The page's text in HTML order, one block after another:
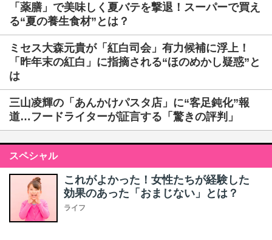
「薬膳」で美味しく夏バテを撃退！スーパーで買え
る“夏の養生食材”とは？
ミセス大森元貴が「紅白司会」有力候補に浮上！
「昨年末の紅白」に指摘される“ほのめかし疑惑”と
は
三山凌輝の「あんかけパスタ店」に“客足鈍化”報
道…フードライターが証言する「驚きの評判」
スペシャル
これがよかった！女性たちが経験した
効果のあった「おまじない」とは？
ライフ